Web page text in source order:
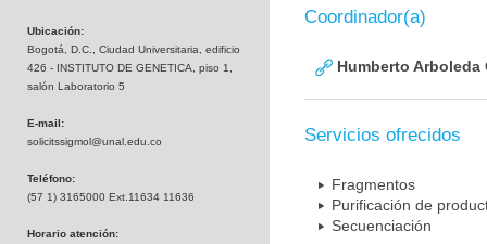
Ubicación:
Bogotá, D.C., Ciudad Universitaria, edificio
426 - INSTITUTO DE GENETICA, piso 1,
salón Laboratorio 5
E-mail:
solicitssigmol@unal.edu.co
Teléfono:
(57 1) 3165000 Ext.11634 11636
Horario atención:
Coordinador(a)
Humberto Arboleda
Servicios ofrecidos
Fragmentos
Purificación de
Secuenciación